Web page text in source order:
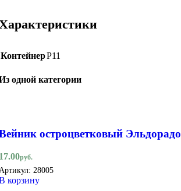
КонтейнерР11
одной категории
остроцветковый Эльдорадо
руб.
28005
корзину